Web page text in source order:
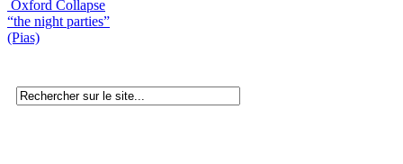
Oxford Collapse
“the night parties”
(Pias)